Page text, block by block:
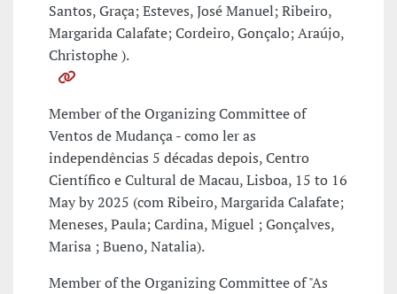
Santos, Graça; Esteves, José Manuel; Ribeiro,
Margarida Calafate; Cordeiro, Gonçalo; Araújo,
Christophe ).
Member of the Organizing Committee of
Ventos de Mudança - como ler as
independências 5 décadas depois, Centro
Científico e Cultural de Macau, Lisboa, 15 to 16
May by 2025 (com Ribeiro, Margarida Calafate;
Meneses, Paula; Cardina, Miguel ; Gonçalves,
Marisa ; Bueno, Natalia).
Member of the Organizing Committee of "As